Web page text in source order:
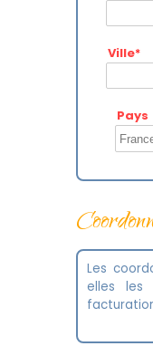
Ville*
Pays
Les
elles les